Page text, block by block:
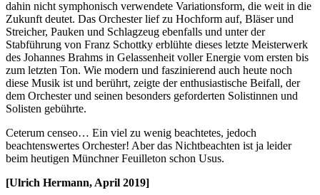
dahin nicht symphonisch verwendete Variationsform, die weit in die
Zukunft deutet. Das Orchester lief zu Hochform auf, Bläser und
Streicher, Pauken und Schlagzeug ebenfalls und unter der
Stabführung von Franz Schottky erblühte dieses letzte Meisterwerk
des Johannes Brahms in Gelassenheit voller Energie vom ersten bis
zum letzten Ton. Wie modern und faszinierend auch heute noch
diese Musik ist und berührt, zeigte der enthusiastische Beifall, der
dem Orchester und seinen besonders geforderten Solistinnen und
Solisten gebührte.
Ceterum censeo… Ein viel zu wenig beachtetes, jedoch
beachtenswertes Orchester! Aber das Nichtbeachten ist ja leider
beim heutigen Münchner Feuilleton schon Usus.
[Ulrich Hermann, April 2019]